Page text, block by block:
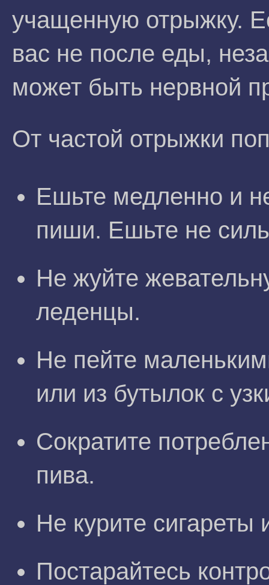
учащенную отрыжку.
вас не после еды,
может быть нервной
От частой отрыжки
Ешьте медленно и
пиши. Ешьте не
Не жуйте
леденцы.
Не пейте
или из бутылок с
Сократите
пива.
Не курите сигареты
Постарайтесь